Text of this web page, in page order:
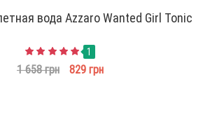
вода Azzaro Wanted Girl Tonic
1
1 658 грн 829 грн